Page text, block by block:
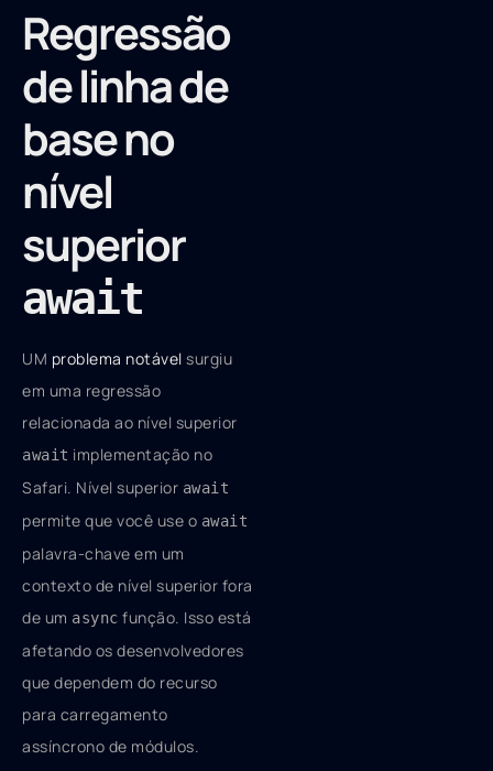
Regressão
de linha de
base no
nível
superior
await
UM problema notável surgiu
em uma regressão
relacionada ao nível superior
await implementação no
Safari. Nível superior await
permite que você use o await
palavra-chave em um
contexto de nível superior fora
de um async função. Isso está
afetando os desenvolvedores
que dependem do recurso
para carregamento
assíncrono de módulos.